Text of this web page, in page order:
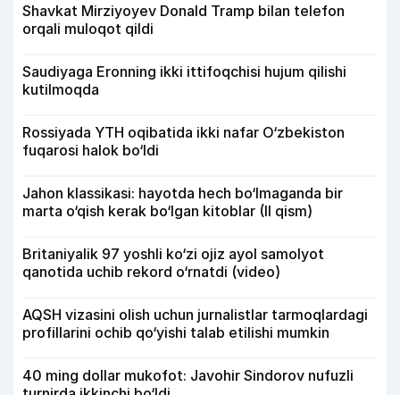
Shavkat Mirziyoyev Donald Tramp bilan telefon
orqali muloqot qildi
Saudiyaga Eronning ikki ittifoqchisi hujum qilishi
kutilmoqda
Rossiyada YTH oqibatida ikki nafar O‘zbekiston
fuqarosi halok bo‘ldi
Jahon klassikasi: hayotda hech bo‘lmaganda bir
marta o‘qish kerak bo‘lgan kitoblar (II qism)
Britaniyalik 97 yoshli ko‘zi ojiz ayol samolyot
qanotida uchib rekord o‘rnatdi (video)
AQSH vizasini olish uchun jurnalistlar tarmoqlardagi
profillarini ochib qo‘yishi talab etilishi mumkin
40 ming dollar mukofot: Javohir Sindorov nufuzli